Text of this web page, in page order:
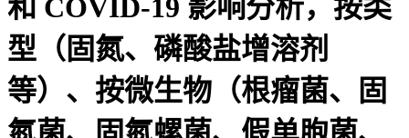
和 COVID-19 影响分析，按类
型（固氮、磷酸盐增溶剂
等）、按微生物（根瘤菌、固